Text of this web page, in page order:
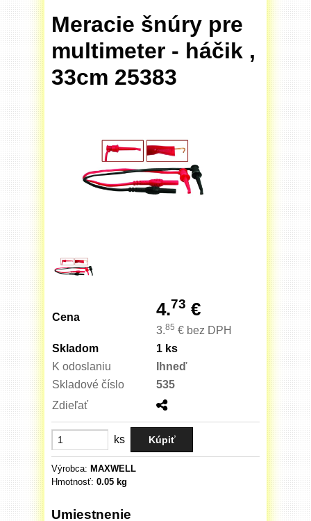
Meracie šnúry pre
multimeter - háčik ,
33cm 25383
Cena 4.73 €
3.85 € bez DPH
Skladom
1 ks
K odoslaniu
Ihneď
Skladové číslo
535
Zdieľať
ks
Výrobca: MAXWELL
Hmotnosť: 0.05 kg
Umiestnenie